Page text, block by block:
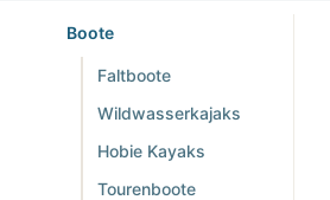
Boote
Faltboote
Wildwasserkajaks
Hobie Kayaks
Tourenboote